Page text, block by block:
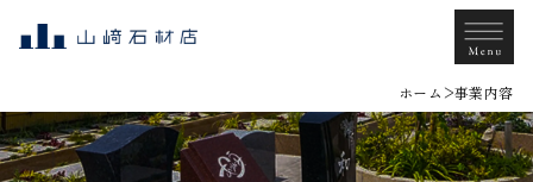
ホーム 事業内容